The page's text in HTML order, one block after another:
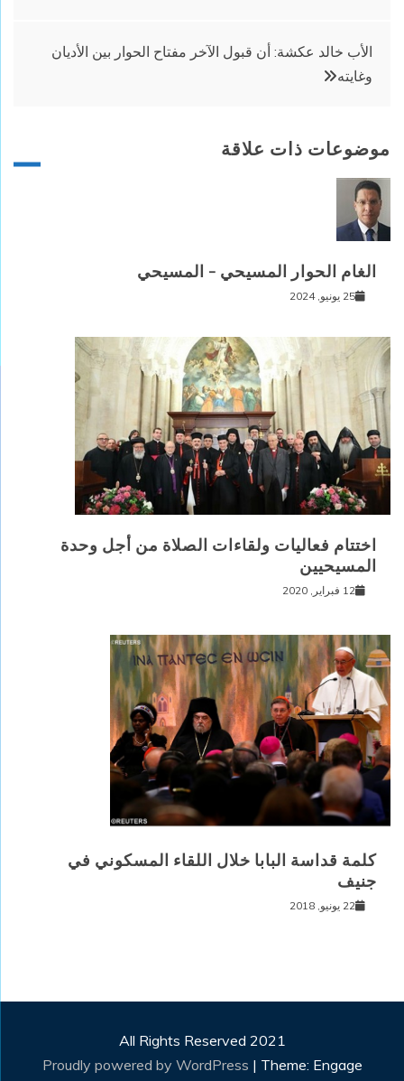
الأب خالد عكشة: أن قبول الآخر مفتاح الحوار بين الأديان
وغايته
موضوعات ذات علاقة
الغام الحوار المسيحي – المسيحي
25 يونيو, 2024
اختتام فعاليات ولقاءات الصلاة من أجل وحدة
المسيحيين
12 فبراير, 2020
كلمة قداسة البابا خلال اللقاء المسكوني في
جنيف
22 يونيو, 2018
All Rights Reserved 2021
Proudly powered by WordPress | Theme: Engage